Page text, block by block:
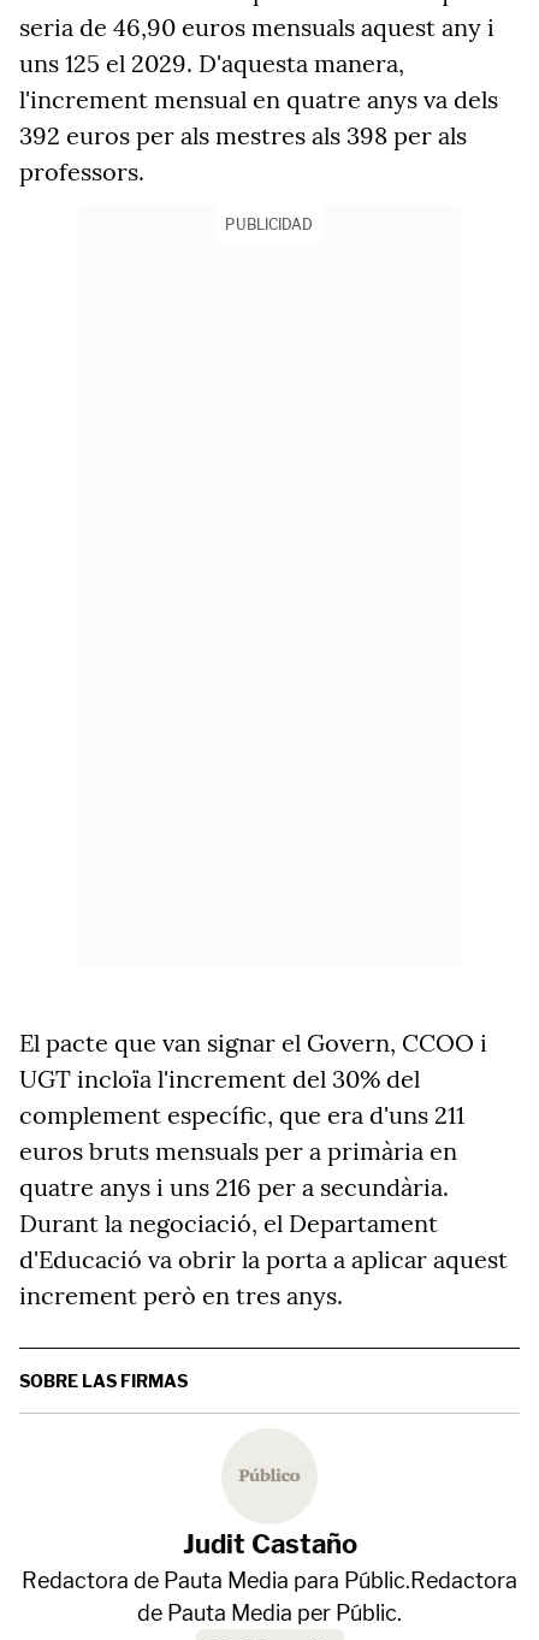
seria de 46,90 euros mensuals aquest any i
uns 125 el 2029. D'aquesta manera,
l'increment mensual en quatre anys va dels
392 euros per als mestres als 398 per als
professors.
PUBLICIDAD
El pacte que van signar el Govern, CCOO i
UGT incloïa l'increment del 30% del
complement específic, que era d'uns 211
euros bruts mensuals per a primària en
quatre anys i uns 216 per a secundària.
Durant la negociació, el Departament
d'Educació va obrir la porta a aplicar aquest
increment però en tres anys.
SOBRE LAS FIRMAS
Judit Castaño
Redactora de Pauta Media para Públic.Redactora
de Pauta Media per Públic.